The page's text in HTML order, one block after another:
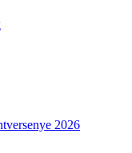
2026